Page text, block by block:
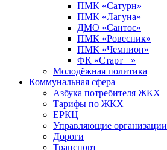
ПМК «Сатурн»
ПМК «Лагуна»
ДМО «Сантос»
ПМК «Ровесник»
ПМК «Чемпион»
ФК «Старт +»
Молодёжная политика
Коммунальная сфера
Азбука потребителя ЖКХ
Тарифы по ЖКХ
ЕРКЦ
Управляющие организации
Дороги
Транспорт